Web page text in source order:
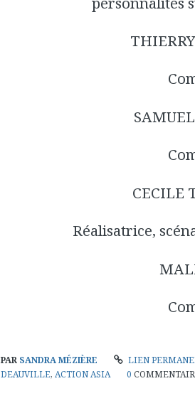
CECILE
Réalisatrice,
PAR SANDRA MÉZIÈRE LIEN
DEAUVILLE, ACTION ASIA 0